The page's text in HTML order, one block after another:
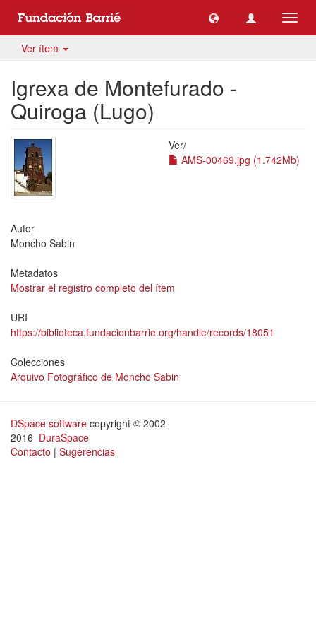
Ver ítem
Igrexa de Montefurado -
Quiroga (Lugo)
Ver/
AMS-00469.jpg (1.742Mb)
Autor
Moncho Sabin
Metadatos
Mostrar el registro completo del ítem
URI
https://biblioteca.fundacionbarrie.org/handle/records/18051
Colecciones
Arquivo Fotográfico de Moncho Sabin
DSpace software copyright © 2002-
2016 DuraSpace
Contacto | Sugerencias